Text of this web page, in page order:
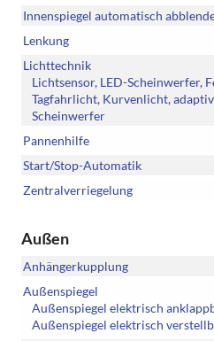
Innenspiegel automatisch
Lenkung
Lichttechnik
Lichtsensor, LED-Scheinwerfer,
Tagfahrlicht, Kurvenlicht, adaptiv
Scheinwerfer
Pannenhilfe
Start/Stop-Automatik
Zentralverriegelung
Außen
Anhängerkupplung
Außenspiegel
Außenspiegel elektrisch
Außenspiegel elektrisch